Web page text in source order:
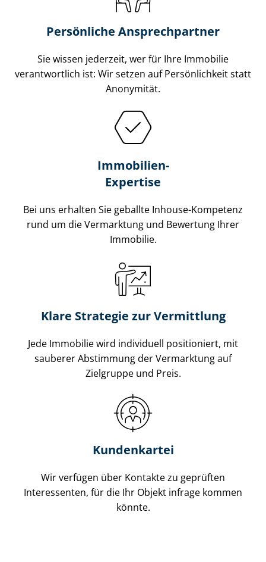
Persönliche Ansprechpartner
Sie wissen jederzeit, wer für Ihre Immobilie
verantwortlich ist: Wir setzen auf Persönlichkeit statt
Anonymität.
Immobilien-
Expertise
Bei uns erhalten Sie geballte Inhouse-Kompetenz
rund um die Vermarktung und Bewertung Ihrer
Immobilie.
Klare Strategie zur Vermittlung
Jede Immobilie wird individuell positioniert, mit
sauberer Abstimmung der Vermarktung auf
Zielgruppe und Preis.
Kundenkartei
Wir verfügen über Kontakte zu geprüften
Interessenten, für die Ihr Objekt infrage kommen
könnte.